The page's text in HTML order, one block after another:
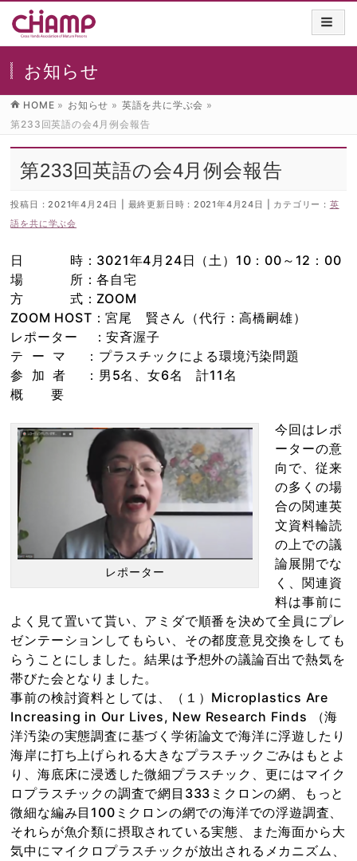
お知らせ
HOME » お知らせ » 英語を共に学ぶ会 »
第233回英語の会4月例会報告
第233回英語の会4月例会報告
投稿日 : 2021年4月24日 最終更新日時 : 2021年4月24日 カテゴリー : 英
語を共に学ぶ会
日 時：3021年4月24日（土）10：00～12：00
場 所：各自宅
方 式：ZOOM
ZOOM HOST：宮尾 賢さん（代行：高橋嗣雄）
レポーター ：安斉渥子
テ ー マ ：プラスチックによる環境汚染問題
参 加 者 ：男5名、女6名 計11名
概 要
レポーター
今回はレポ
ーターの意
向で、従来
の多くの場
合の関連英
文資料輪読
の上での議
論展開でな
く、関連資
料は事前に
よく見て置いて貰い、アミダで順番を決めて全員にプレ
ゼンテーションしてもらい、その都度意見交換をしても
らうことにしました。結果は予想外の議論百出で熱気を
帯びた会となりました。
事前の検討資料としては、（１）Microplastics Are
Increasing in Our Lives, New Research Finds （海
洋汚染の実態調査に基づく学術論文で海洋に浮遊したり
海岸に打ち上げられる大きなプラスチックごみはもとよ
り、海底床に浸透した微細プラスチック、更にはマイク
ロプラスチックの調査で網目333ミクロンの網、もっと
微細な編み目100ミクロンの網での海洋での浮遊調査、
それらが魚介類に摂取されている実態、また海面から大
気中にマイクロプラスチックが放出されるメカニズム、